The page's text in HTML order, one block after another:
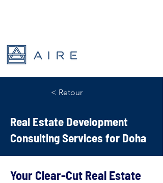
< Retour
Real Estate Development
Consulting Services for Doha
Your Clear-Cut Real Estate